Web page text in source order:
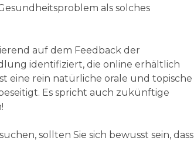
als solches
auf dem Feedback der
identifiziert, die online erhältlich
eine rein natürliche orale und topische
Es spricht auch zukünftige
sollten Sie sich bewusst sein, dass